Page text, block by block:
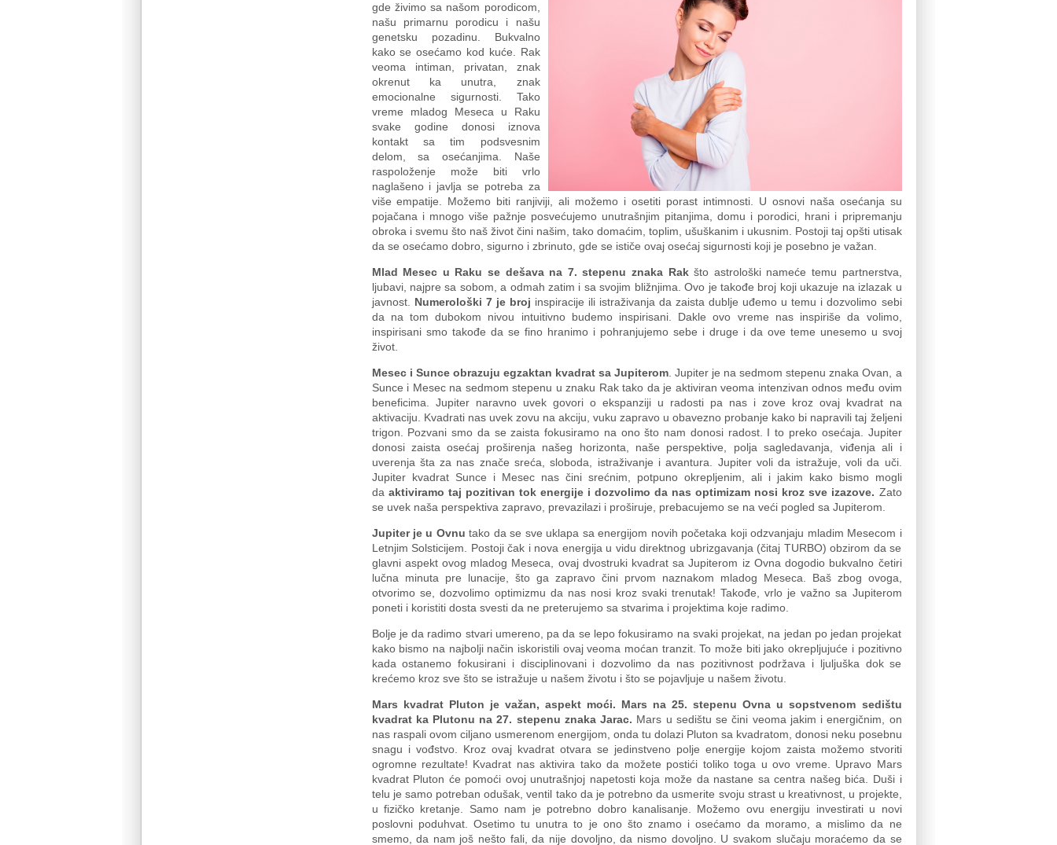
gde živimo sa našom porodicom,
našu primarnu porodicu i našu
genetsku pozadinu. Bukvalno
kako se osećamo kod kuće. Rak
veoma intiman, privatan, znak
okrenut ka unutra, znak
emocionalne sigurnosti. Tako
vreme mladog Meseca u Raku
svake godine donosi iznova
kontakt sa tim podsvesnim
delom, sa osećanjima. Naše
raspoloženje može biti vrlo
naglašeno i javlja se potreba za
više empatije. Možemo biti ranjiviji, ali možemo i osetiti porast intimnosti. U osnovi naša osećanja su
pojačana i mnogo više pažnje posvećujemo unutrašnjim pitanjima, domu i porodici, hrani i pripremanju
obroka i svemu što naš život čini našim, tako domaćim, toplim, ušuškanim i ukusnim. Postoji taj opšti utisak
da se osećamo dobro, sigurno i zbrinuto, gde se ističe ovaj osećaj sigurnosti koji je posebno je važan.
Mlad Mesec u Raku se dešava na 7. stepenu znaka Rakšto astrološki nameće temu partnerstva,
ljubavi, najpre sa sobom, a odmah zatim i sa svojim bližnjima. Ovo je takođe broj koji ukazuje na izlazak u
javnost. Numerološki 7 je broj inspiracije ili istraživanja da zaista dublje uđemo u temu i dozvolimo sebi
da na tom dubokom nivou intuitivno budemo inspirisani. Dakle ovo vreme nas inspiriše da volimo,
inspirisani smo takođe da se fino hranimo i pohranjujemo sebe i druge i da ove teme unesemo u svoj
život.
Mesec i Sunce obrazuju egzaktan kvadrat sa Jupiterom. Jupiter je na sedmom stepenu znaka Ovan, a
Sunce i Mesec na sedmom stepenu u znaku Rak tako da je aktiviran veoma intenzivan odnos među ovim
beneficima. Jupiter naravno uvek govori o ekspanziji u radosti pa nas i zove kroz ovaj kvadrat na
aktivaciju. Kvadrati nas uvek zovu na akciju, vuku zapravo u obavezno probanje kako bi napravili taj željeni
trigon. Pozvani smo da se zaista fokusiramo na ono što nam donosi radost. I to preko osećaja. Jupiter
donosi zaista osećaj proširenja našeg horizonta, naše perspektive, polja sagledavanja, viđenja ali i
uverenja šta za nas znače sreća, sloboda, istraživanje i avantura. Jupiter voli da istražuje, voli da uči.
Jupiter kvadrat Sunce i Mesec nas čini srećnim, potpuno okrepljenim, ali i jakim kako bismo mogli
da aktiviramo taj pozitivan tok energije i dozvolimo da nas optimizam nosi kroz sve izazove. Zato
se uvek naša perspektiva zapravo, prevazilazi i proširuje, prebacujemo se na veći pogled sa Jupiterom.
Jupiter je u Ovnu tako da se sve uklapa sa energijom novih početaka koji odzvanjaju mladim Mesecom i
Letnjim Solsticijem. Postoji čak i nova energija u vidu direktnog ubrizgavanja (čitaj TURBO) obzirom da se
glavni aspekt ovog mladog Meseca, ovaj dvostruki kvadrat sa Jupiterom iz Ovna dogodio bukvalno četiri
lučna minuta pre lunacije, što ga zapravo čini prvom naznakom mladog Meseca. Baš zbog ovoga,
otvorimo se, dozvolimo optimizmu da nas nosi kroz svaki trenutak! Takođe, vrlo je važno sa Jupiterom
poneti i koristiti dosta svesti da ne preterujemo sa stvarima i projektima koje radimo.
Bolje je da radimo stvari umereno, pa da se lepo fokusiramo na svaki projekat, na jedan po jedan projekat
kako bismo na najbolji način iskoristili ovaj veoma moćan tranzit. To može biti jako okrepljujuće i pozitivno
kada ostanemo fokusirani i disciplinovani i dozvolimo da nas pozitivnost podržava i ljuljuška dok se
krećemo kroz sve što se istražuje u našem životu i što se pojavljuje u našem životu.
Mars kvadrat Pluton je važan, aspekt moći. Mars na 25. stepenu Ovna u sopstvenom sedištu
kvadrat ka Plutonu na 27. stepenu znaka Jarac. Mars u sedištu se čini veoma jakim i energičnim, on
nas raspali ovom ciljano usmerenom energijom, onda tu dolazi Pluton sa kvadratom, donosi neku posebnu
snagu i vođstvo. Kroz ovaj kvadrat otvara se jedinstveno polje energije kojom zaista možemo stvoriti
ogromne rezultate! Kvadrat nas aktivira tako da možete postići toliko toga u ovo vreme. Upravo Mars
kvadrat Pluton će pomoći ovoj unutrašnjoj napetosti koja može da nastane sa centra našeg bića. Duši i
telu je samo potreban odušak, ventil tako da je potrebno da usmerite svoju strast u kreativnost, u projekte,
u fizičko kretanje. Samo nam je potrebno dobro kanalisanje. Možemo ovu energiju investirati u novi
poslovni poduhvat. Osetimo tu unutra to je ono što znamo i osećamo da moramo, a mislimo da ne
smemo, da nam još nešto fali, da nije dovoljno, da nismo dovoljno. U svakom slučaju moraćemo da se